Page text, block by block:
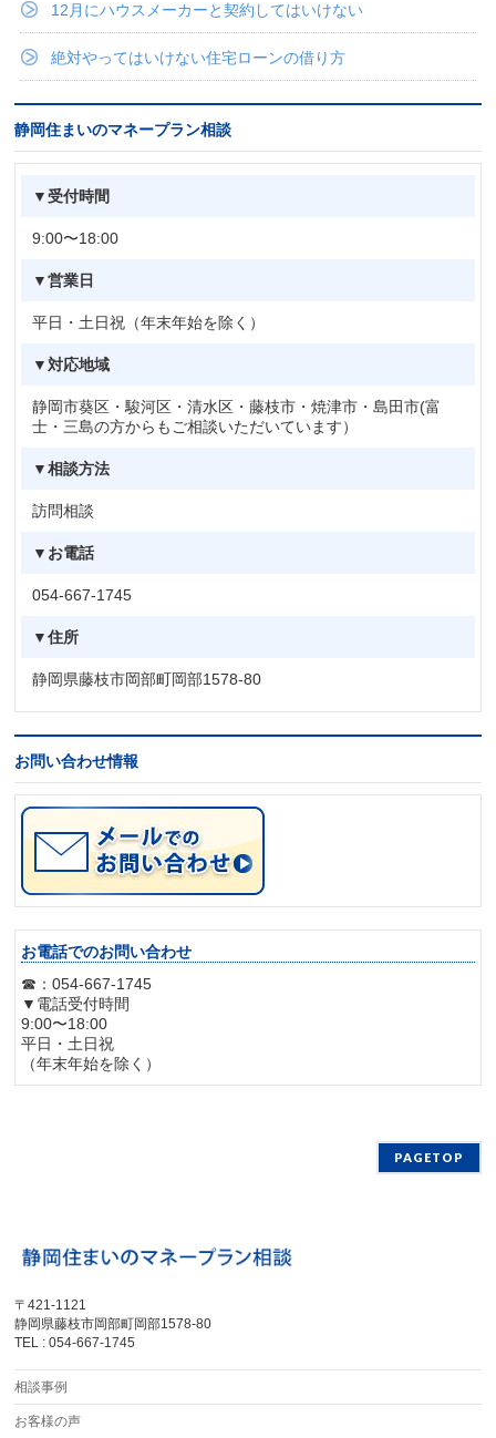
12月にハウスメーカーと契約してはいけない
絶対やってはいけない住宅ローンの借り方
静岡住まいのマネープラン相談
▼受付時間
9:00〜18:00
▼営業日
平日・土日祝（年末年始を除く）
▼対応地域
静岡市葵区・駿河区・清水区・藤枝市・焼津市・島田市(富
士・三島の方からもご相談いただいています）
▼相談方法
訪問相談
▼お電話
054-667-1745
▼住所
静岡県藤枝市岡部町岡部1578-80
お問い合わせ情報
お電話でのお問い合わせ
☎：054-667-1745
▼電話受付時間
9:00〜18:00
平日・土日祝
（年末年始を除く）
PAGETOP
〒421-1121
静岡県藤枝市岡部町岡部1578-80
TEL : 054-667-1745
相談事例
お客様の声